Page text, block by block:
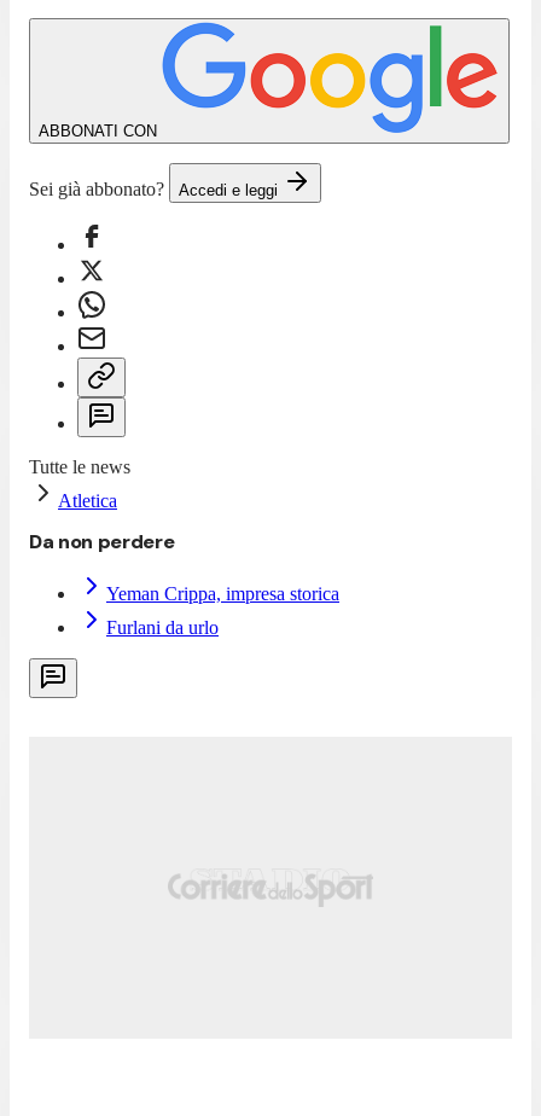
ABBONATI CON
Sei già abbonato? Accedi e leggi
Tutte le news
Atletica
Da non perdere
Yeman Crippa, impresa storica
Furlani da urlo